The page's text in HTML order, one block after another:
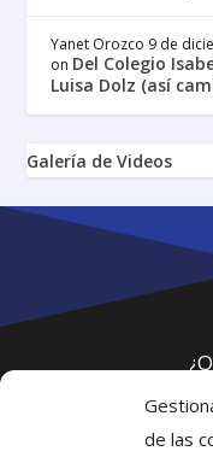
de las
Yanet Orozco 9 de
on Del Colegio
Luisa Dolz (así
Galería de Videos